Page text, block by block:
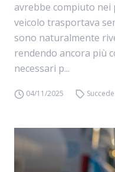
avrebbe compiuto nei
veicolo trasportava
sono naturalmente
rendendo ancora più
necessari p...
04/11/2025